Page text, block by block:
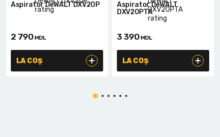
Aspirator DeWALT DXV20P
2 790 MDL
LA COȘ
Aspirator DeWALT
DXV20PTA
3 390 MDL
LA COȘ